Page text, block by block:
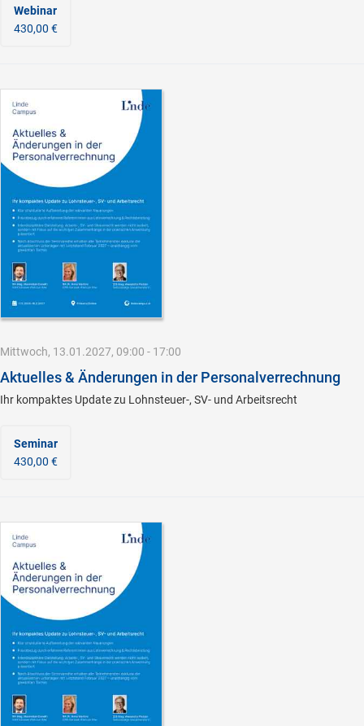
Webinar
430,00 €
Mittwoch, 13.01.2027, 09:00 - 17:00
Aktuelles & Änderungen in der Personalverrechnung
Ihr kompaktes Update zu Lohnsteuer-, SV- und Arbeitsrecht
Seminar
430,00 €